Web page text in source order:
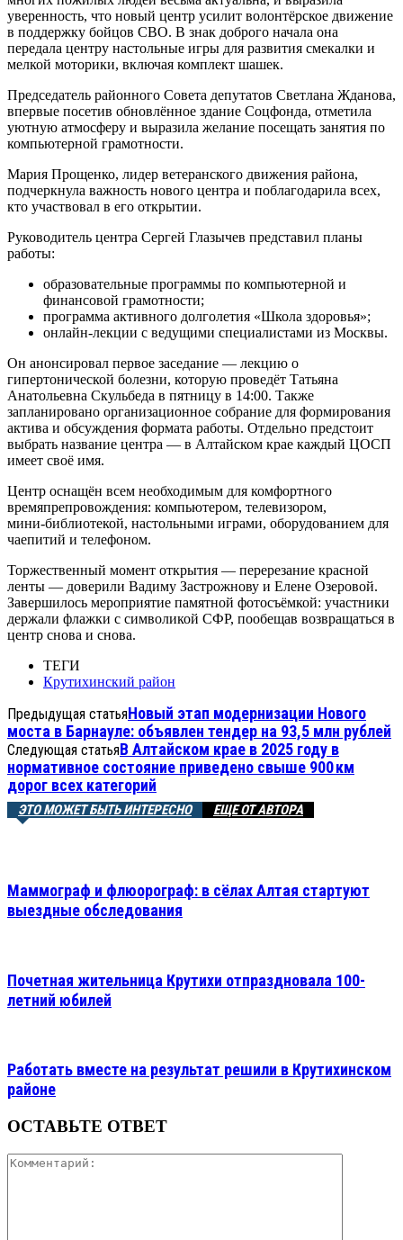
уверенность, что новый центр усилит волонтёрское движение
в поддержку бойцов СВО. В знак доброго начала она
передала центру настольные игры для развития смекалки и
мелкой моторики, включая комплект шашек.
Председатель районного Совета депутатов Светлана Жданова,
впервые посетив обновлённое здание Соцфонда, отметила
уютную атмосферу и выразила желание посещать занятия по
компьютерной грамотности.
Мария Прощенко, лидер ветеранского движения района,
подчеркнула важность нового центра и поблагодарила всех,
кто участвовал в его открытии.
Руководитель центра Сергей Глазычев представил планы
работы:
образовательные программы по компьютерной и
финансовой грамотности;
программа активного долголетия «Школа здоровья»;
онлайн‑лекции с ведущими специалистами из Москвы.
Он анонсировал первое заседание — лекцию о
гипертонической болезни, которую проведёт Татьяна
Анатольевна Скульбеда в пятницу в 14:00. Также
запланировано организационное собрание для формирования
актива и обсуждения формата работы. Отдельно предстоит
выбрать название центра — в Алтайском крае каждый ЦОСП
имеет своё имя.
Центр оснащён всем необходимым для комфортного
времяпрепровождения: компьютером, телевизором,
мини‑библиотекой, настольными играми, оборудованием для
чаепитий и телефоном.
Торжественный момент открытия — перерезание красной
ленты — доверили Вадиму Застрожнову и Елене Озеровой.
Завершилось мероприятие памятной фотосъёмкой: участники
держали флажки с символикой СФР, пообещав возвращаться в
центр снова и снова.
ТЕГИ
Крутихинский район
Предыдущая статьяНовый этап модернизации Нового
моста в Барнауле: объявлен тендер на 93,5 млн рублей
Следующая статьяВ Алтайском крае в 2025 году в
нормативное состояние приведено свыше 900 км
дорог всех категорий
ЭТО МОЖЕТ БЫТЬ ИНТЕРЕСНО ЕЩЕ ОТ АВТОРА
Маммограф и флюорограф: в сёлах Алтая стартуют
выездные обследования
Почетная жительница Крутихи отпраздновала 100-
летний юбилей
Работать вместе на результат решили в Крутихинском
районе
ОСТАВЬТЕ ОТВЕТ